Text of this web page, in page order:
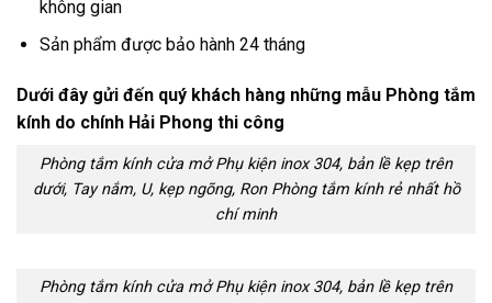
không gian
Sản phẩm được bảo hành 24 tháng
Dưới đây gửi đến quý khách hàng những mẫu Phòng tắm
kính do chính Hải Phong thi công
Phòng tắm kính cửa mở Phụ kiện inox 304, bản lề kẹp trên
dưới, Tay nắm, U, kẹp ngõng, Ron Phòng tắm kính rẻ nhất hồ
chí minh
Phòng tắm kính cửa mở Phụ kiện inox 304, bản lề kẹp trên